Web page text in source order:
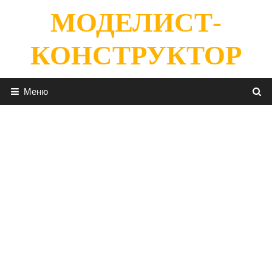
содержимомуМОДЕЛИСТ-
КОНСТРУКТОР
Меню